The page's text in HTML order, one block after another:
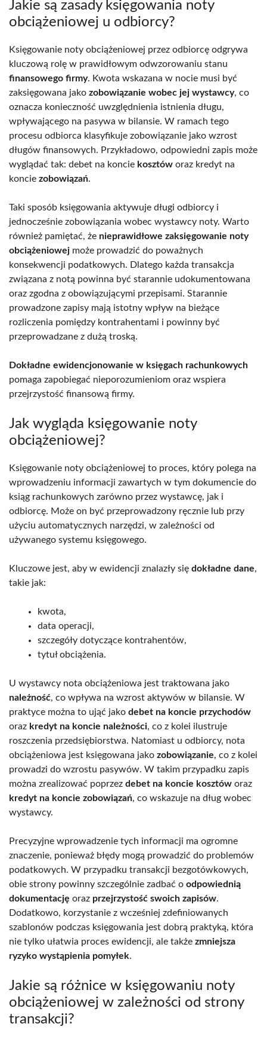
Jakie są zasady księgowania noty
obciążeniowej u odbiorcy?
Księgowanie noty obciążeniowej przez odbiorcę odgrywa
kluczową rolę w prawidłowym odwzorowaniu stanu
finansowego firmy. Kwota wskazana w nocie musi być
zaksięgowana jako zobowiązanie wobec jej wystawcy, co
oznacza konieczność uwzględnienia istnienia długu,
wpływającego na pasywa w bilansie. W ramach tego
procesu odbiorca klasyfikuje zobowiązanie jako wzrost
długów finansowych. Przykładowo, odpowiedni zapis może
wyglądać tak: debet na koncie kosztów oraz kredyt na
koncie zobowiązań.
Taki sposób księgowania aktywuje długi odbiorcy i
jednocześnie zobowiązania wobec wystawcy noty. Warto
również pamiętać, że nieprawidłowe zaksięgowanie noty
obciążeniowej może prowadzić do poważnych
konsekwencji podatkowych. Dlatego każda transakcja
związana z notą powinna być starannie udokumentowana
oraz zgodna z obowiązującymi przepisami. Starannie
prowadzone zapisy mają istotny wpływ na bieżące
rozliczenia pomiędzy kontrahentami i powinny być
przeprowadzane z dużą troską.
Dokładne ewidencjonowanie w księgach rachunkowych
pomaga zapobiegać nieporozumieniom oraz wspiera
przejrzystość finansową firmy.
Jak wygląda księgowanie noty
obciążeniowej?
Księgowanie noty obciążeniowej to proces, który polega na
wprowadzeniu informacji zawartych w tym dokumencie do
ksiąg rachunkowych zarówno przez wystawcę, jak i
odbiorcę. Może on być przeprowadzony ręcznie lub przy
użyciu automatycznych narzędzi, w zależności od
używanego systemu księgowego.
Kluczowe jest, aby w ewidencji znalazły się dokładne dane,
takie jak:
kwota,
data operacji,
szczegóły dotyczące kontrahentów,
tytuł obciążenia.
U wystawcy nota obciążeniowa jest traktowana jako
należność, co wpływa na wzrost aktywów w bilansie. W
praktyce można to ująć jako debet na koncie przychodów
oraz kredyt na koncie należności, co z kolei ilustruje
roszczenia przedsiębiorstwa. Natomiast u odbiorcy, nota
obciążeniowa jest księgowana jako zobowiązanie, co z kolei
prowadzi do wzrostu pasywów. W takim przypadku zapis
można zrealizować poprzez debet na koncie kosztów oraz
kredyt na koncie zobowiązań, co wskazuje na dług wobec
wystawcy.
Precyzyjne wprowadzenie tych informacji ma ogromne
znaczenie, ponieważ błędy mogą prowadzić do problemów
podatkowych. W przypadku transakcji bezgotówkowych,
obie strony powinny szczególnie zadbać o odpowiednią
dokumentację oraz przejrzystość swoich zapisów.
Dodatkowo, korzystanie z wcześniej zdefiniowanych
szablonów podczas księgowania jest dobrą praktyką, która
nie tylko ułatwia proces ewidencji, ale także zmniejsza
ryzyko wystąpienia pomyłek.
Jakie są różnice w księgowaniu noty
obciążeniowej w zależności od strony
transakcji?